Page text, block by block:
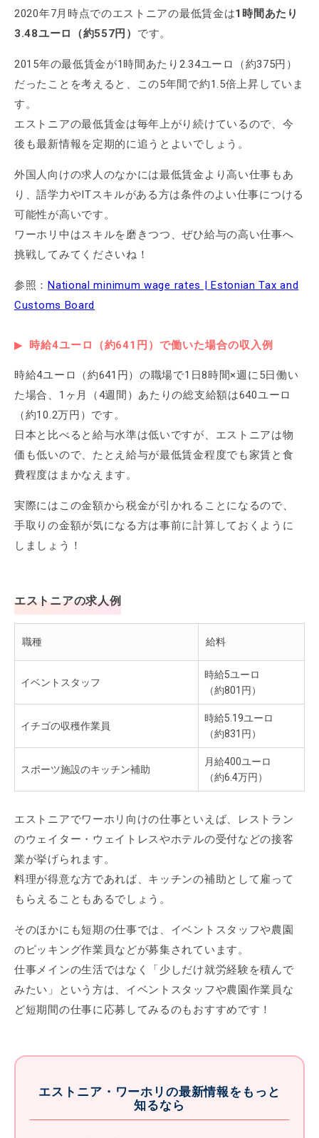
2020年7月時点でのエストニアの最低賃金は1時間あたり
3.48ユーロ（約557円） です。
2015年の最低賃金が1時間あたり2.34ユーロ（約375円）
だったことを考えると、この5年間で約1.5倍上昇していま
す。
エストニアの最低賃金は毎年上がり続けているので、今
後も最新情報を定期的に追うとよいでしょう。
外国人向けの求人のなかには最低賃金より高い仕事もあ
り、語学力やITスキルがある方は条件のよい仕事につける
可能性が高いです。
ワーホリ中はスキルを磨きつつ、ぜひ給与の高い仕事へ
挑戦してみてくださいね！
参照：National minimum wage rates | Estonian Tax and
Customs Board
時給4ユーロ（約641円）で働いた場合の収入例
時給4ユーロ（約641円）の職場で1日8時間×週に5日働い
た場合、1ヶ月（4週間）あたりの総支給額は640ユーロ
（約10.2万円）です。
日本と比べると給与水準は低いですが、エストニアは物
価も低いので、たとえ給与が最低賃金程度でも家賃と食
費程度はまかなえます。
実際にはこの金額から税金が引かれることになるので、
手取りの金額が気になる方は事前に計算しておくように
しましょう！
エストニアの求人例
職種 給料
イベントスタッフ
時給5ユーロ
（約801円）
イチゴの収穫作業員
時給5.19ユーロ
（約831円）
スポーツ施設のキッチン補助
月給400ユーロ
（約6.4万円）
エストニアでワーホリ向けの仕事といえば、レストラン
のウェイター・ウェイトレスやホテルの受付などの接客
業が挙げられます。
料理が得意な方であれば、キッチンの補助として雇って
もらえることもあるでしょう。
そのほかにも短期の仕事では、イベントスタッフや農園
のピッキング作業員などが募集されています。
仕事メインの生活ではなく「少しだけ就労経験を積んで
みたい」という方は、イベントスタッフや農園作業員な
ど短期間の仕事に応募してみるのもおすすめです！
エストニア・ワーホリの最新情報をもっと
知るなら